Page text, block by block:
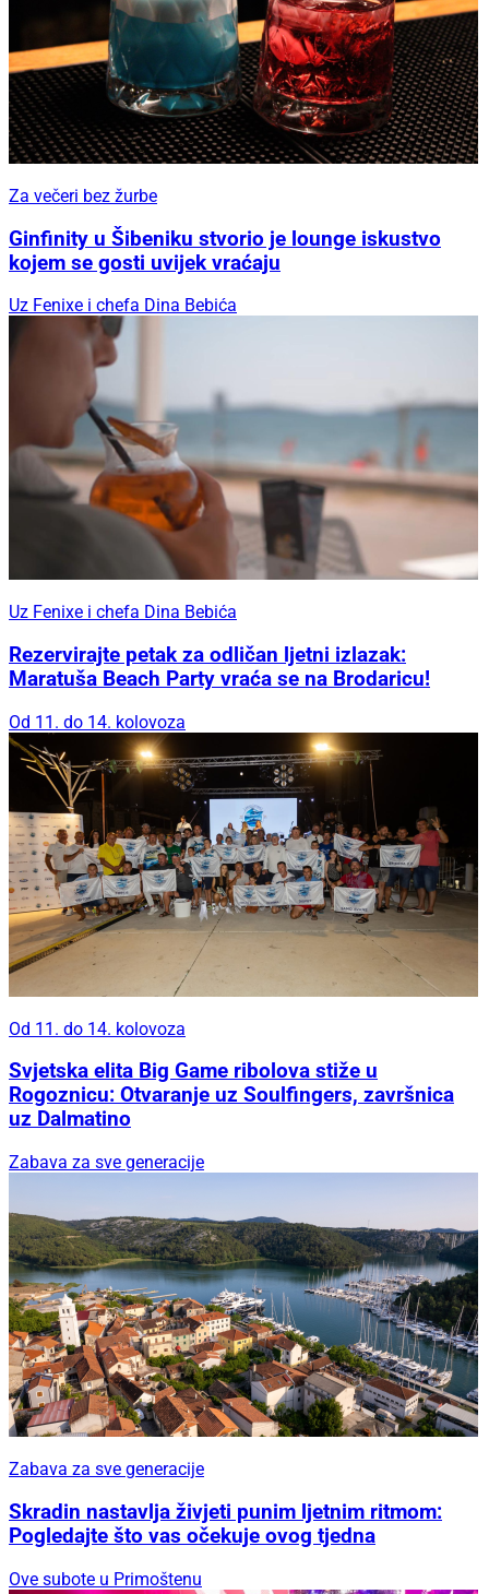
Za večeri bez žurbe
Ginfinity u Šibeniku stvorio je lounge iskustvo
kojem se gosti uvijek vraćaju
Uz Fenixe i chefa Dina Bebića
Uz Fenixe i chefa Dina Bebića
Rezervirajte petak za odličan ljetni izlazak:
Maratuša Beach Party vraća se na Brodaricu!
Od 11. do 14. kolovoza
Od 11. do 14. kolovoza
Svjetska elita Big Game ribolova stiže u
Rogoznicu: Otvaranje uz Soulfingers, završnica
uz Dalmatino
Zabava za sve generacije
Zabava za sve generacije
Skradin nastavlja živjeti punim ljetnim ritmom:
Pogledajte što vas očekuje ovog tjedna
Ove subote u Primoštenu